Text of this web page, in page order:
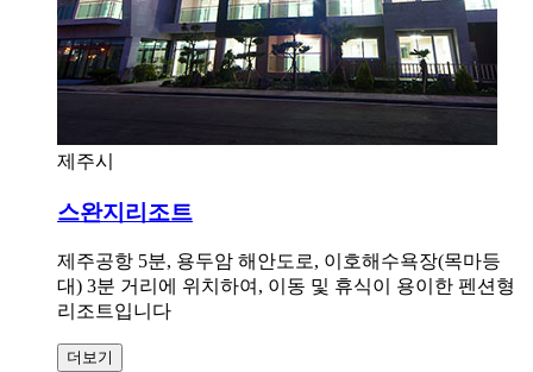
제주시
스완지리조트
제주공항 5분, 용두암 해안도로, 이호해수욕장(목마등
대) 3분 거리에 위치하여, 이동 및 휴식이 용이한 펜션형
리조트입니다
더보기